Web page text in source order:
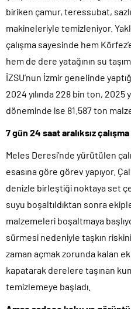
biriken çamur, teressubat,
makineleriyle temizleniyor.
çalışma sayesinde hem
hem de dere yatağının su
İZSU’nun İzmir genelinde
2024 yılında 228 bin ton, 2025
döneminde ise 81.587 ton
7 gün 24 saat aralıksız çalışma
Meles Deresi’nde yürütülen
esasına göre görev yapıyor.
denizle birleştiği noktaya set
suyu boşaltıldıktan sonra
malzemeleri boşaltmaya
sürmesi nedeniyle taşkın
zaman açmak zorunda kalan
kapatarak derelere taşınan
temizlemeye başladı.